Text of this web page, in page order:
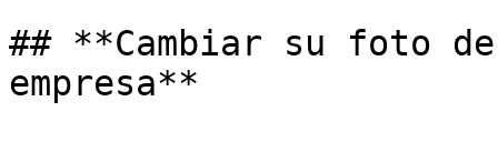
## **Cambiar su foto
empresa**